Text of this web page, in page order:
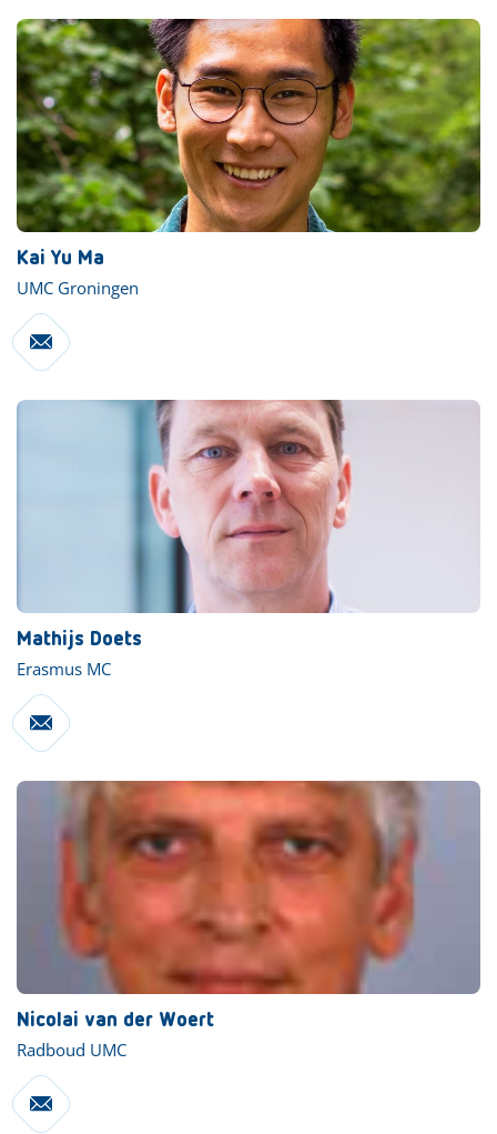
Kai Yu Ma
UMC Groningen
Mathijs Doets
Erasmus MC
Nicolai van der Woert
Radboud UMC